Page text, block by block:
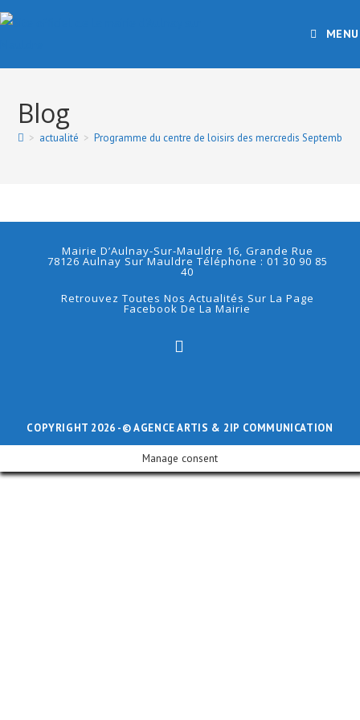
MENU
Blog
> actualité > Programme du centre de loisirs des mercredis Septembre
Mairie D’Aulnay-Sur-Mauldre 16, Grande Rue
78126 Aulnay Sur Mauldre Téléphone : 01 30 90 85
40
Retrouvez Toutes Nos Actualités Sur La Page
Facebook De La Mairie
COPYRIGHT 2026 -© AGENCE ARTIS & 2IP COMMUNICATION
Manage consent